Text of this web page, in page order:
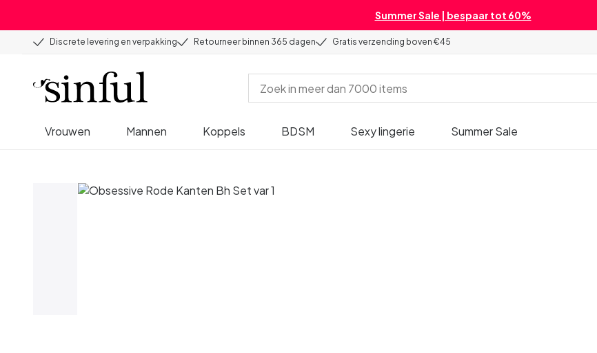
Summer Sale | bespaar tot 60%
Discrete levering en verpakking Retourneer binnen 365 dagen Gratis verzending boven €45
Vrouwen Mannen Koppels BDSM Sexy lingerie Summer Sale